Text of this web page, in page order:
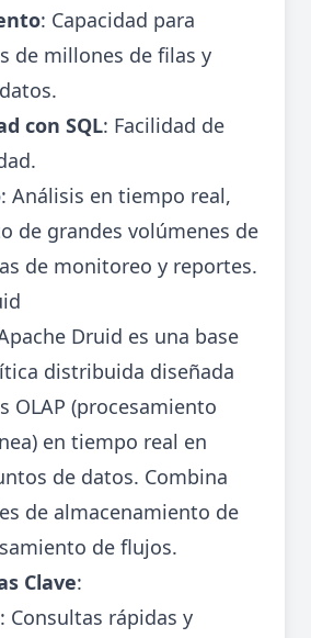
: Capacidad para
de millones de filas y
con SQL: Facilidad de
: Análisis en tiempo real,
de grandes volúmenes de
de monitoreo y reportes.
Druid es una base
distribuida diseñada
OLAP (procesamiento
en tiempo real en
de datos. Combina
de almacenamiento de
de flujos.
Clave:
: Consultas rápidas y